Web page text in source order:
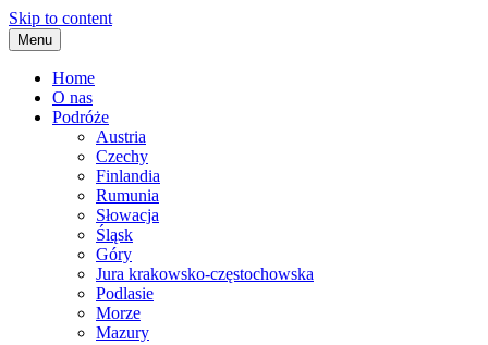
Skip to content
Menu
Home
O nas
Podróże
Austria
Czechy
Finlandia
Rumunia
Słowacja
Śląsk
Góry
Jura krakowsko-częstochowska
Podlasie
Morze
Mazury